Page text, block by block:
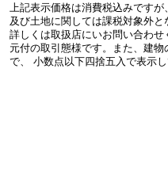
上記表示価格は消費税込みです
及び土地に関しては課税対象外と
詳しくは取扱店にいお問い合わせ
元付の取引態様です。また、建
で、 小数点以下四捨五入で表示し